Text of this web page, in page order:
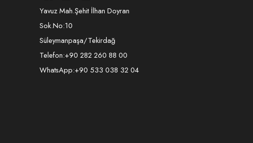
Yavuz Mah.Şehit İlhan Doyran
Sok.No:10
Süleymanpaşa/Tekirdağ
Telefon:+90 282 260 88 00
WhatsApp:+90 533 038 32 04